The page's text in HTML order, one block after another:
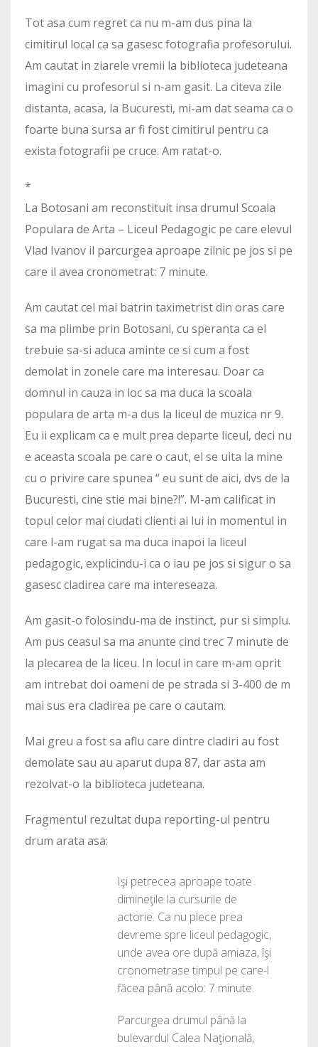
Tot asa cum regret ca nu m-am dus pina la
cimitirul local ca sa gasesc fotografia profesorului.
Am cautat in ziarele vremii la biblioteca judeteana
imagini cu profesorul si n-am gasit. La citeva zile
distanta, acasa, la Bucuresti, mi-am dat seama ca o
foarte buna sursa ar fi fost cimitirul pentru ca
exista fotografii pe cruce. Am ratat-o.
*
La Botosani am reconstituit insa drumul Scoala
Populara de Arta – Liceul Pedagogic pe care elevul
Vlad Ivanov il parcurgea aproape zilnic pe jos si pe
care il avea cronometrat: 7 minute.
Am cautat cel mai batrin taximetrist din oras care
sa ma plimbe prin Botosani, cu speranta ca el
trebuie sa-si aduca aminte ce si cum a fost
demolat in zonele care ma interesau. Doar ca
domnul in cauza in loc sa ma duca la scoala
populara de arta m-a dus la liceul de muzica nr 9.
Eu ii explicam ca e mult prea departe liceul, deci nu
e aceasta scoala pe care o caut, el se uita la mine
cu o privire care spunea “ eu sunt de aici, dvs de la
Bucuresti, cine stie mai bine?!”. M-am calificat in
topul celor mai ciudati clienti ai lui in momentul in
care l-am rugat sa ma duca inapoi la liceul
pedagogic, explicindu-i ca o iau pe jos si sigur o sa
gasesc cladirea care ma intereseaza.
Am gasit-o folosindu-ma de instinct, pur si simplu.
Am pus ceasul sa ma anunte cind trec 7 minute de
la plecarea de la liceu. In locul in care m-am oprit
am intrebat doi oameni de pe strada si 3-400 de m
mai sus era cladirea pe care o cautam.
Mai greu a fost sa aflu care dintre cladiri au fost
demolate sau au aparut dupa 87, dar asta am
rezolvat-o la biblioteca judeteana.
Fragmentul rezultat dupa reporting-ul pentru
drum arata asa:
Işi petrecea aproape toate
dimineţile la cursurile de
actorie. Ca nu plece prea
devreme spre liceul pedagogic,
unde avea ore după amiaza, îşi
cronometrase timpul pe care-l
făcea până acolo: 7 minute.
Parcurgea drumul până la
bulevardul Calea Naţională,